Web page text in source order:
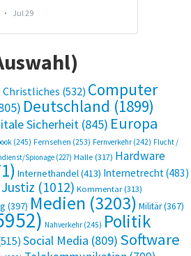
Christliches (532) Computer
Deutschland (1899)
Sicherheit (845) Europa
(245) Fernsehen (253) Fernverkehr (242) Flucht /
Spionage (227) Halle(317) Hardware
Internethandel(413) Internetrecht (483)
Justiz (1012) Kommentar(313)
(397) Medien (3203) Militär(367)
Nahverkehr (245) Politik
Social Media (809) Software